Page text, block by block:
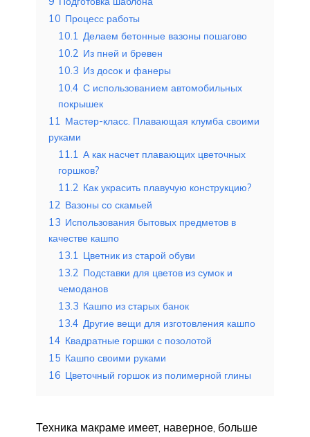
10 Процесс работы
10.1 Делаем бетонные вазоны пошагово
10.2 Из пней и бревен
10.3 Из досок и фанеры
10.4 С использованием автомобильных
покрышек
11 Мастер-класс. Плавающая клумба своими
руками
11.1 А как насчет плавающих цветочных
горшков?
11.2 Как украсить плавучую конструкцию?
12 Вазоны со скамьей
13 Использования бытовых предметов в
качестве кашпо
13.1 Цветник из старой обуви
13.2 Подставки для цветов из сумок и
чемоданов
13.3 Кашпо из старых банок
13.4 Другие вещи для изготовления кашпо
14 Квадратные горшки с позолотой
15 Кашпо своими руками
16 Цветочный горшок из полимерной глины
Техника макраме имеет, наверное, больше